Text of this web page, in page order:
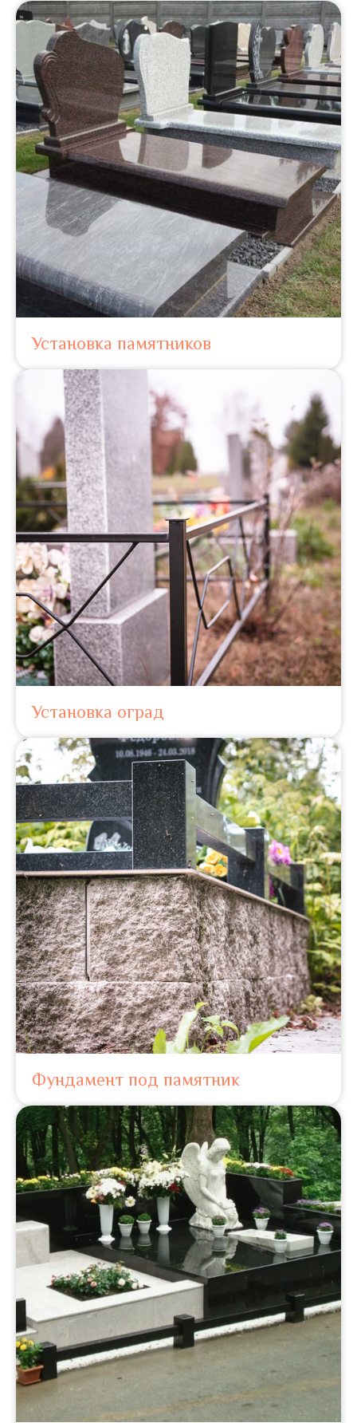
Установка памятников
Установка оград
Фундамент под памятник